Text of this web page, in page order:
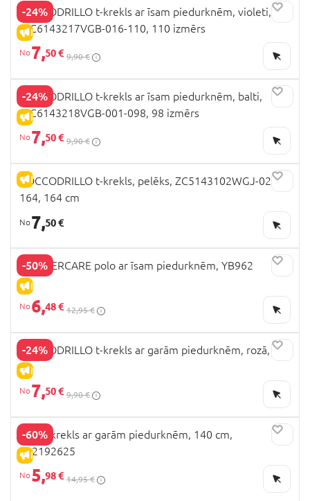
-24%
IZPĀRDOŠANA
COCCODRILLO t-krekls ar īsam piedurknēm, violeti,
WC6143217VGB-016-110, 110 izmērs
7,50 € 9,90 €
-24%
IZPĀRDOŠANA
COCCODRILLO t-krekls ar īsam piedurknēm, balti,
WC6143218VGB-001-098, 98 izmērs
7,50 € 9,90 €
IZPĀRDOŠANA
COCCODRILLO t-krekls, pelēks, ZC5143102WGJ-020-
164, 164 cm
7,50 €
-50%
IZPĀRDOŠANA
MOTHERCARE polo ar īsam piedurknēm, YB962
6,48 € 12,95 €
-24%
IZPĀRDOŠANA
COCCODRILLO t-krekls ar garām piedurknēm, rozā, cm
7,50 € 9,90 €
-60%
IZPĀRDOŠANA
OVS t-krekls ar garām piedurknēm, 140 cm,
002192625
5,98 € 14,95 €